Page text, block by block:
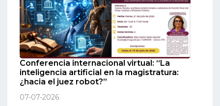
Conferencia internacional virtual: “La
inteligencia artificial en la magistratura:
¿hacia el juez robot?”
07-07-2026